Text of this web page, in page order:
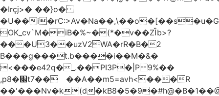
�Irçj>� ��}o�
�U��
OK_cv`M�iB�%~�(*�v��ZȈb>?
���U3��uzV2WA�rR�B�2
B���g���t.b����i��M�&�
<���e42q�_.��PI3P�|P 9%��
,p8�׌t7��𥉉��A��m5=avh<���R
��'���Nv�k(d